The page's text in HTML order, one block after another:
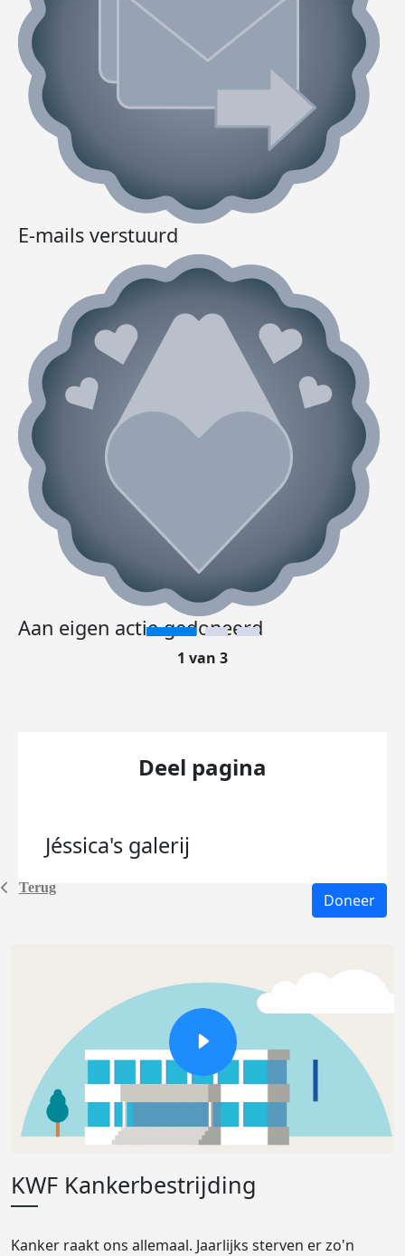
Terug
E-mails verstuurd
Aan eigen actie gedoneerd
1 van 3
Deel pagina
Jéssica's galerij
Doneer
KWF Kankerbestrijding
Kanker raakt ons allemaal. Jaarlijks sterven er zo'n